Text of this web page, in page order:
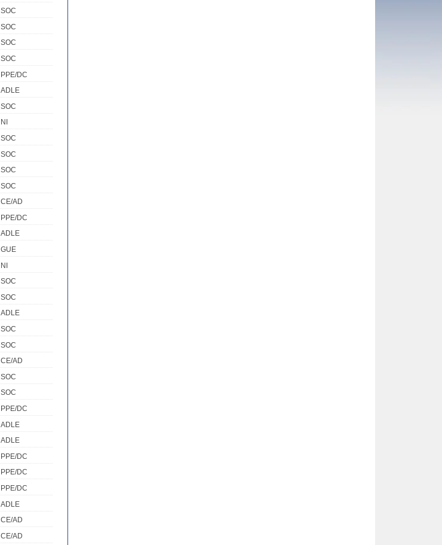
SOC
SOC
SOC
SOC
PPE/DC
ADLE
SOC
NI
SOC
SOC
SOC
SOC
CE/AD
PPE/DC
ADLE
GUE
NI
SOC
SOC
ADLE
SOC
SOC
CE/AD
SOC
SOC
PPE/DC
ADLE
ADLE
PPE/DC
PPE/DC
PPE/DC
ADLE
CE/AD
CE/AD